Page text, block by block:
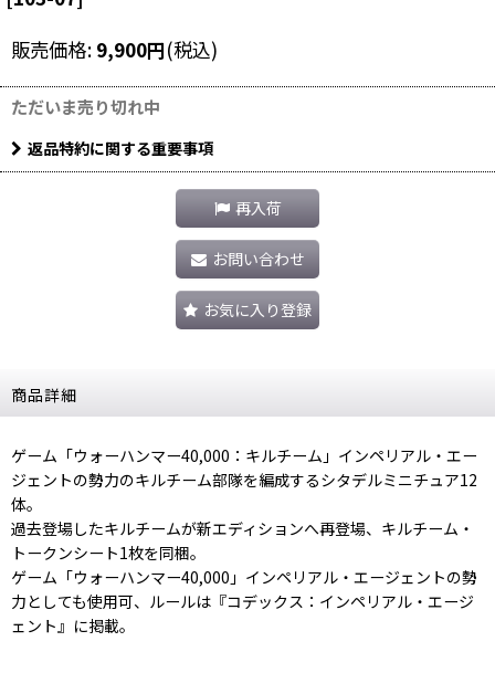
販売価格: 9,900円(税込)
ただいま売り切れ中
返品特約に関する重要事項
再入荷
お問い合わせ
お気に入り登録
商品詳細
ゲーム「ウォーハンマー40,000：キルチーム」インペリアル・エー
ジェントの勢力のキルチーム部隊を編成するシタデルミニチュア12
体。
過去登場したキルチームが新エディションへ再登場、キルチーム・
トークンシート1枚を同梱。
ゲーム「ウォーハンマー40,000」インペリアル・エージェントの勢
力としても使用可、ルールは『コデックス：インペリアル・エージ
ェント』に掲載。